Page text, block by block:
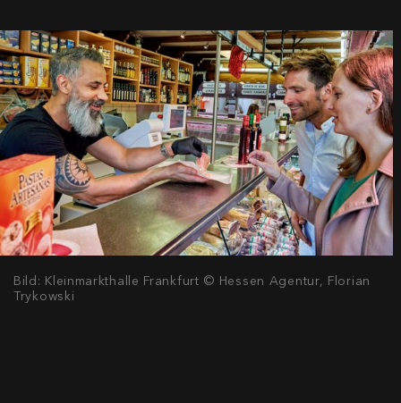
Bild: Kleinmarkthalle Frankfurt © Hessen Agentur, Florian
Trykowski